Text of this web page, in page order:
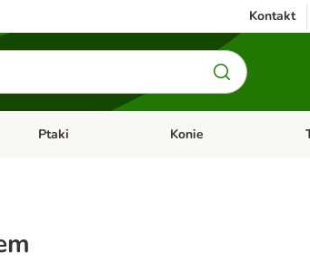
Kontakt
zwierzęta
Otwórz menu kategorii: Akwarystyka
Ptaki Otwórz menu kategorii:
Konie